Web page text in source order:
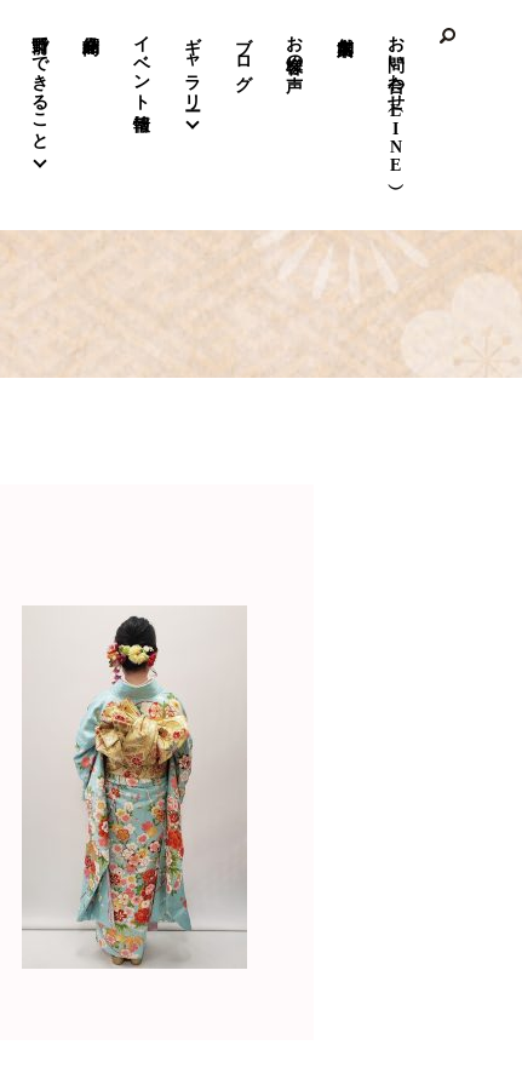
前野でできること イベント情報 ギャラリー ブログ お客様の声 お問い合わせ（LINE）